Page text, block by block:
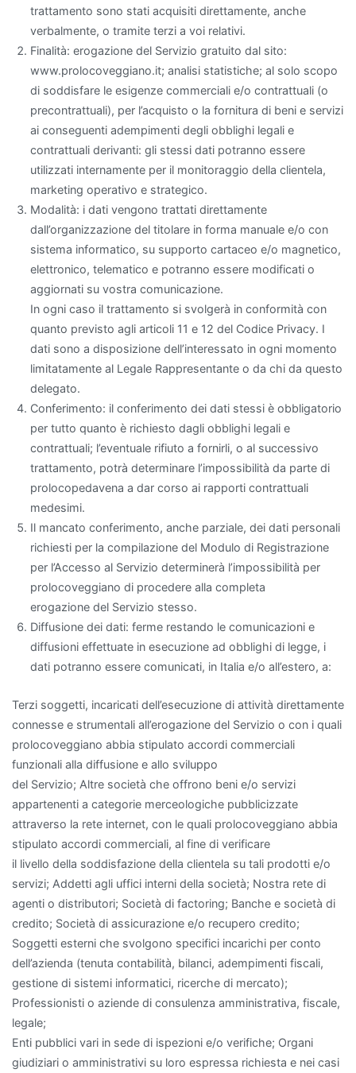
trattamento sono stati acquisiti direttamente, anche
verbalmente, o tramite terzi a voi relativi.
Finalità: erogazione del Servizio gratuito dal sito:
www.prolocoveggiano.it; analisi statistiche; al solo scopo
di soddisfare le esigenze commerciali e/o contrattuali (o
precontrattuali), per l’acquisto o la fornitura di beni e servizi
ai conseguenti adempimenti degli obblighi legali e
contrattuali derivanti: gli stessi dati potranno essere
utilizzati internamente per il monitoraggio della clientela,
marketing operativo e strategico.
Modalità: i dati vengono trattati direttamente
dall’organizzazione del titolare in forma manuale e/o con
sistema informatico, su supporto cartaceo e/o magnetico,
elettronico, telematico e potranno essere modificati o
aggiornati su vostra comunicazione.
In ogni caso il trattamento si svolgerà in conformità con
quanto previsto agli articoli 11 e 12 del Codice Privacy. I
dati sono a disposizione dell’interessato in ogni momento
limitatamente al Legale Rappresentante o da chi da questo
delegato.
Conferimento: il conferimento dei dati stessi è obbligatorio
per tutto quanto è richiesto dagli obblighi legali e
contrattuali; l’eventuale rifiuto a fornirli, o al successivo
trattamento, potrà determinare l’impossibilità da parte di
prolocopedavena a dar corso ai rapporti contrattuali
medesimi.
Il mancato conferimento, anche parziale, dei dati personali
richiesti per la compilazione del Modulo di Registrazione
per l’Accesso al Servizio determinerà l’impossibilità per
prolocoveggiano di procedere alla completa
erogazione del Servizio stesso.
Diffusione dei dati: ferme restando le comunicazioni e
diffusioni effettuate in esecuzione ad obblighi di legge, i
dati potranno essere comunicati, in Italia e/o all’estero, a:
Terzi soggetti, incaricati dell’esecuzione di attività direttamente
connesse e strumentali all’erogazione del Servizio o con i quali
prolocoveggiano abbia stipulato accordi commerciali
funzionali alla diffusione e allo sviluppo
del Servizio; Altre società che offrono beni e/o servizi
appartenenti a categorie merceologiche pubblicizzate
attraverso la rete internet, con le quali prolocoveggiano abbia
stipulato accordi commerciali, al fine di verificare
il livello della soddisfazione della clientela su tali prodotti e/o
servizi; Addetti agli uffici interni della società; Nostra rete di
agenti o distributori; Società di factoring; Banche e società di
credito; Società di assicurazione e/o recupero credito;
Soggetti esterni che svolgono specifici incarichi per conto
dell’azienda (tenuta contabilità, bilanci, adempimenti fiscali,
gestione di sistemi informatici, ricerche di mercato);
Professionisti o aziende di consulenza amministrativa, fiscale,
legale;
Enti pubblici vari in sede di ispezioni e/o verifiche; Organi
giudiziari o amministrativi su loro espressa richiesta e nei casi